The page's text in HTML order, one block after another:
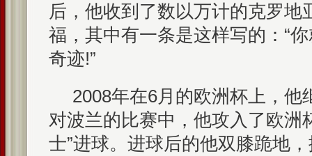
后，他收到了数以万计的克罗地
福，其中有一条是这样写的：“
奇迹!”
2008年在6月的欧洲杯上，他
对波兰的比赛中，他攻入了欧洲
士”进球。进球后的他双膝跪地